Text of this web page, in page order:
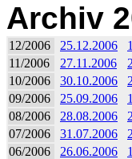
Archiv
12/2006 25.12.2006
11/2006
27.11.2006
10/2006
30.10.2006
09/2006
25.09.2006
08/2006
28.08.2006
07/2006
31.07.2006
06/2006
26.06.2006